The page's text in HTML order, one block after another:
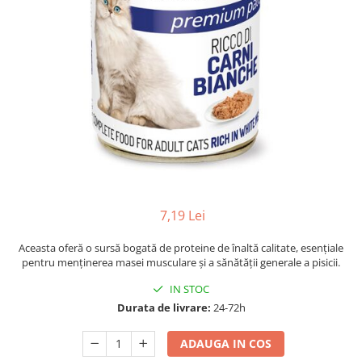
7,19 Lei
Aceasta oferă o sursă bogată de proteine de înaltă calitate, esențiale
pentru menținerea masei musculare și a sănătății generale a pisicii.
IN STOC
Durata de livrare: 24-72h
ADAUGA IN COS